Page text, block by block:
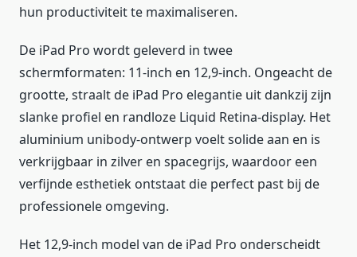
hun productiviteit te maximaliseren.
De iPad Pro wordt geleverd in twee
schermformaten: 11-inch en 12,9-inch. Ongeacht de
grootte, straalt de iPad Pro elegantie uit dankzij zijn
slanke profiel en randloze Liquid Retina-display. Het
aluminium unibody-ontwerp voelt solide aan en is
verkrijgbaar in zilver en spacegrijs, waardoor een
verfijnde esthetiek ontstaat die perfect past bij de
professionele omgeving.
Het 12,9-inch model van de iPad Pro onderscheidt